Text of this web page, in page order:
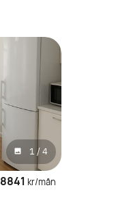
1 /4
8841 kr/mån